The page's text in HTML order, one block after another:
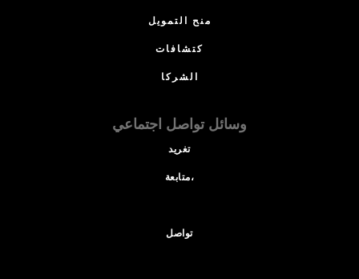
منح التمويل
كتشافات
الشركا
وسائل تواصل اجتماعي
تغريد
متابعة،
تواصل